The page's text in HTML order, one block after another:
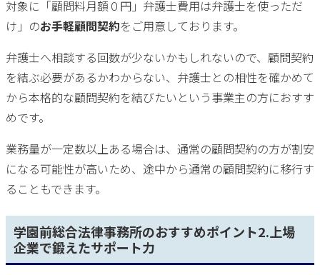
対象に「顧問料月額０円」弁護士費用は弁護士を使っただ
け」のお手軽顧問契約をご用意しております。
弁護士へ相談する回数が少ないかもしれないので、顧問契約
を結ぶ必要があるかわからない、弁護士との相性を確かめて
から本格的な顧問契約を結びたいという事業主の方におすす
めです。
業務量が一定数以上ある場合は、通常の顧問契約の方が割安
になる可能性が高いため、途中から通常の顧問契約に移行す
ることもできます。
学園前総合法律事務所のおすすめポイント2.上場
企業で鍛えたサポート力